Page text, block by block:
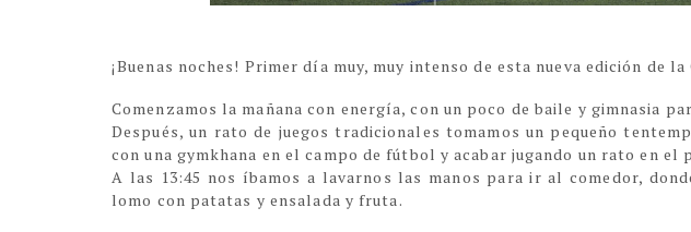
¡Buenas noches! Primer día muy, muy intenso de esta nueva edición de
Comenzamos la mañana con energía, con un poco de baile y gimnasia
Después, un rato de juegos tradicionales tomamos un pequeño
con una gymkhana en el campo de fútbol y acabar jugando un rato en el
A las 13:45 nos íbamos a lavarnos las manos para ir al comedor,
lomo con patatas y ensalada y fruta.